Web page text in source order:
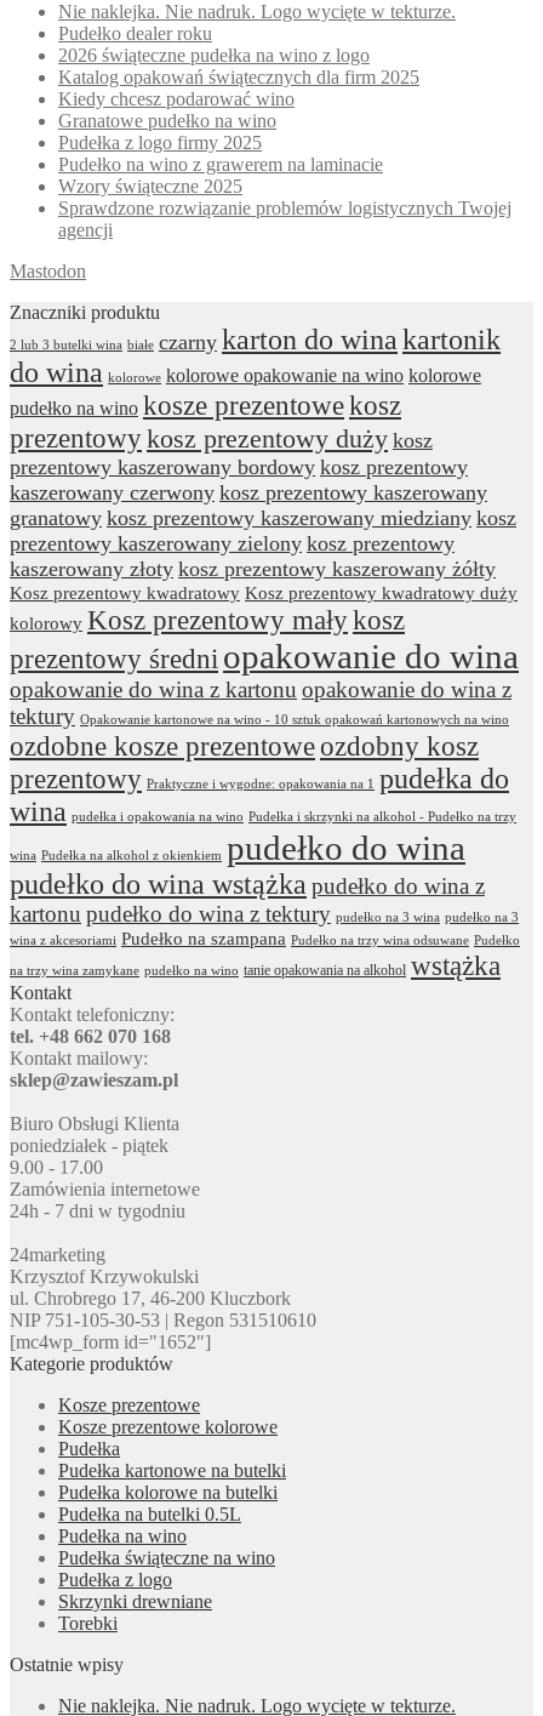
Nie naklejka. Nie nadruk. Logo wycięte w tekturze.
Pudełko dealer roku
2026 świąteczne pudełka na wino z logo
Katalog opakowań świątecznych dla firm 2025
Kiedy chcesz podarować wino
Granatowe pudełko na wino
Pudełka z logo firmy 2025
Pudełko na wino z grawerem na laminacie
Wzory świąteczne 2025
Sprawdzone rozwiązanie problemów logistycznych Twojej
agencji
Mastodon
Znaczniki produktu
2 lub 3 butelki wina białe czarny karton do wina kartonik
do wina kolorowe kolorowe opakowanie na wino kolorowe
pudełko na wino kosze prezentowekosz
prezentowykosz prezentowy duży kosz
prezentowy kaszerowany bordowy kosz prezentowy
kaszerowany czerwony kosz prezentowy kaszerowany
granatowy kosz prezentowy kaszerowany miedziany kosz
prezentowy kaszerowany zielony kosz prezentowy
kaszerowany złoty kosz prezentowy kaszerowany żółty
Kosz prezentowy kwadratowy Kosz prezentowy kwadratowy duży
kolorowy Kosz prezentowy małykosz
prezentowy średni opakowanie do wina
opakowanie do wina z kartonu opakowanie do wina z
tektury Opakowanie kartonowe na wino - 10 sztuk opakowań kartonowych na wino
ozdobne kosze prezentoweozdobny kosz
prezentowy Praktyczne i wygodne: opakowania na 1
pudełka do
wina pudełka i opakowania na wino Pudełka i skrzynki na alkohol - Pudełko na trzy
wina Pudełka na alkohol z okienkiem pudełko do wina
pudełko do wina wstążka pudełko do wina z
kartonu pudełko do wina z tektury pudełko na 3 wina pudełko na 3
wina z akcesoriami Pudełko na szampana Pudełko na trzy wina odsuwane Pudełko
na trzy wina zamykane pudełko na wino tanie opakowania na alkohol wstążka
Kontakt
Kontakt telefoniczny:
tel. +48 662 070 168
Kontakt mailowy:
sklep@zawieszam.pl
Biuro Obsługi Klienta
poniedziałek - piątek
9.00 - 17.00
Zamówienia internetowe
24h - 7 dni w tygodniu
24marketing
Krzysztof Krzywokulski
ul. Chrobrego 17, 46-200 Kluczbork
NIP 751-105-30-53 | Regon 531510610
[mc4wp_form id="1652"]
Kategorie produktów
Kosze prezentowe
Kosze prezentowe kolorowe
Pudełka
Pudełka kartonowe na butelki
Pudełka kolorowe na butelki
Pudełka na butelki 0.5L
Pudełka na wino
Pudełka świąteczne na wino
Pudełka z logo
Skrzynki drewniane
Torebki
Ostatnie wpisy
Nie naklejka. Nie nadruk. Logo wycięte w tekturze.